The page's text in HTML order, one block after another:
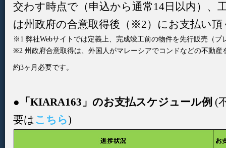
交わす時点で（申込から通常14日以内）、
は州政府の合意取得後（※2）にお支払い
※1 弊社Webサイトでは定義上、完成竣工前の物件を先行販売（プ
※2 州政府合意取得は、外国人がマレーシアでコンドなどの不動
約3ヶ月必要です。
●「KIARA163」のお支払スケジュール例 (
要はこちら)